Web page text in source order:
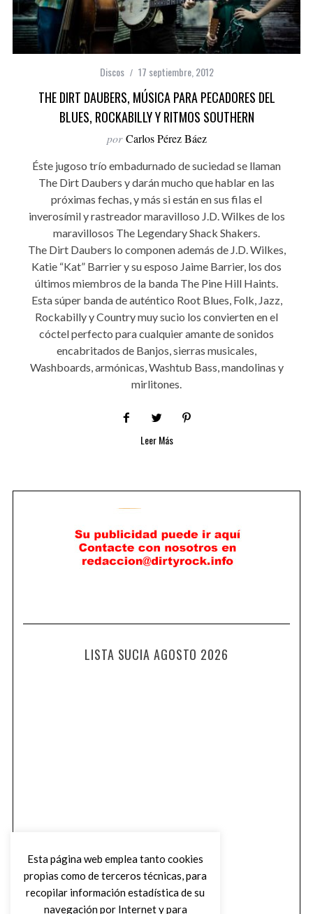
Discos 17 septiembre, 2012
THE DIRT DAUBERS, MÚSICA PARA PECADORES DEL
BLUES, ROCKABILLY Y RITMOS SOUTHERN
por Carlos Pérez Báez
Éste jugoso trío embadurnado de suciedad se llaman
The Dirt Daubers y darán mucho que hablar en las
próximas fechas, y más si están en sus filas el
inverosímil y rastreador maravilloso J.D. Wilkes de los
maravillosos The Legendary Shack Shakers.
The Dirt Daubers lo componen además de J.D. Wilkes,
Katie “Kat” Barrier y su esposo Jaime Barrier, los dos
últimos miembros de la banda The Pine Hill Haints.
Esta súper banda de auténtico Root Blues, Folk, Jazz,
Rockabilly y Country muy sucio los convierten en el
cóctel perfecto para cualquier amante de sonidos
encabritados de Banjos, sierras musicales,
Washboards, armónicas, Washtub Bass, mandolinas y
mirlitones.
Leer Más
LISTA SUCIA AGOSTO 2026
Esta página web emplea tanto cookies
propias como de terceros técnicas, para
recopilar información estadística de su
navegación por Internet y para